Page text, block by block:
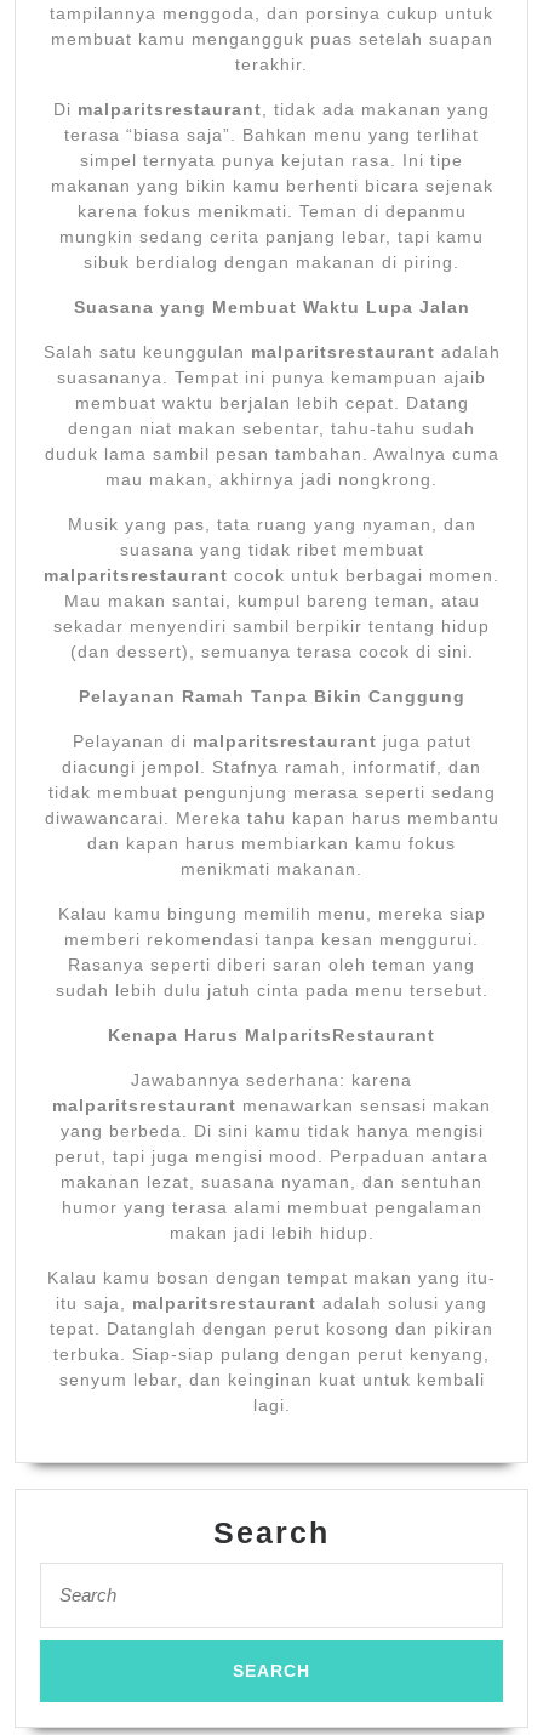
tampilannya menggoda, dan porsinya cukup untuk
membuat kamu mengangguk puas setelah suapan
terakhir.
Di malparitsrestaurant, tidak ada makanan yang
terasa “biasa saja”. Bahkan menu yang terlihat
simpel ternyata punya kejutan rasa. Ini tipe
makanan yang bikin kamu berhenti bicara sejenak
karena fokus menikmati. Teman di depanmu
mungkin sedang cerita panjang lebar, tapi kamu
sibuk berdialog dengan makanan di piring.
Suasana yang Membuat Waktu Lupa Jalan
Salah satu keunggulan malparitsrestaurant adalah
suasananya. Tempat ini punya kemampuan ajaib
membuat waktu berjalan lebih cepat. Datang
dengan niat makan sebentar, tahu-tahu sudah
duduk lama sambil pesan tambahan. Awalnya cuma
mau makan, akhirnya jadi nongkrong.
Musik yang pas, tata ruang yang nyaman, dan
suasana yang tidak ribet membuat
malparitsrestaurant cocok untuk berbagai momen.
Mau makan santai, kumpul bareng teman, atau
sekadar menyendiri sambil berpikir tentang hidup
(dan dessert), semuanya terasa cocok di sini.
Pelayanan Ramah Tanpa Bikin Canggung
Pelayanan di malparitsrestaurant juga patut
diacungi jempol. Stafnya ramah, informatif, dan
tidak membuat pengunjung merasa seperti sedang
diwawancarai. Mereka tahu kapan harus membantu
dan kapan harus membiarkan kamu fokus
menikmati makanan.
Kalau kamu bingung memilih menu, mereka siap
memberi rekomendasi tanpa kesan menggurui.
Rasanya seperti diberi saran oleh teman yang
sudah lebih dulu jatuh cinta pada menu tersebut.
Kenapa Harus MalparitsRestaurant
Jawabannya sederhana: karena
malparitsrestaurant menawarkan sensasi makan
yang berbeda. Di sini kamu tidak hanya mengisi
perut, tapi juga mengisi mood. Perpaduan antara
makanan lezat, suasana nyaman, dan sentuhan
humor yang terasa alami membuat pengalaman
makan jadi lebih hidup.
Kalau kamu bosan dengan tempat makan yang itu-
itu saja, malparitsrestaurant adalah solusi yang
tepat. Datanglah dengan perut kosong dan pikiran
terbuka. Siap-siap pulang dengan perut kenyang,
senyum lebar, dan keinginan kuat untuk kembali
lagi.
Search
for: